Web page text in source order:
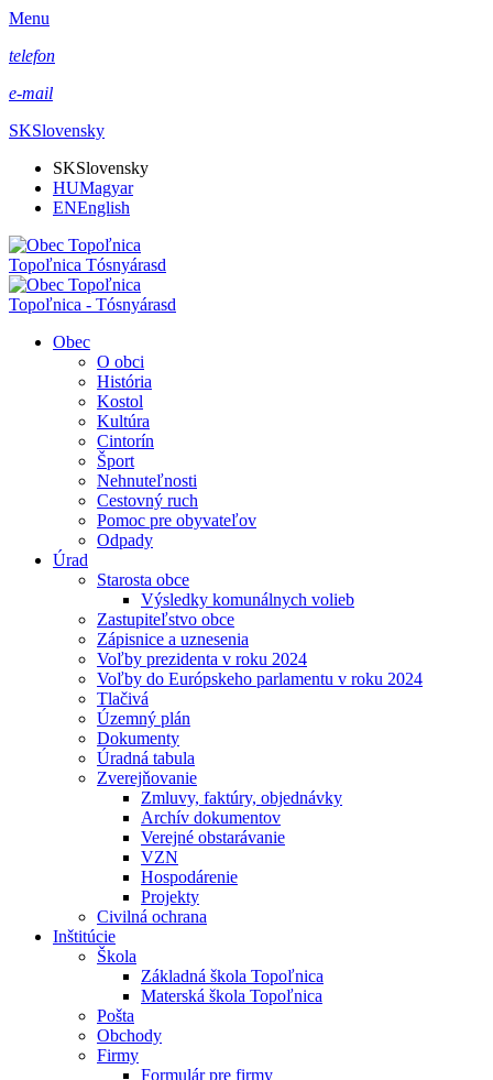
Menu
telefon
e-mail
SKSlovensky
SKSlovensky
HUMagyar
ENEnglish
Topoľnica Tósnyárasd
Topoľnica - Tósnyárasd
Obec
O obci
História
Kostol
Kultúra
Cintorín
Šport
Nehnuteľnosti
Cestovný ruch
Pomoc pre obyvateľov
Odpady
Úrad
Starosta obce
Výsledky komunálnych volieb
Zastupiteľstvo obce
Zápisnice a uznesenia
Voľby prezidenta v roku 2024
Voľby do Európskeho parlamentu v roku 2024
Tlačivá
Územný plán
Dokumenty
Úradná tabula
Zverejňovanie
Zmluvy, faktúry, objednávky
Archív dokumentov
Verejné obstarávanie
VZN
Hospodárenie
Projekty
Civilná ochrana
Inštitúcie
Škola
Základná škola Topoľnica
Materská škola Topoľnica
Pošta
Obchody
Firmy
Formulár pre firmy